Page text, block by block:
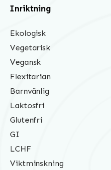
Inriktning
Ekologisk
Vegetarisk
Vegansk
Flexitarian
Barnvänlig
Laktosfri
Glutenfri
GI
LCHF
Viktminskning